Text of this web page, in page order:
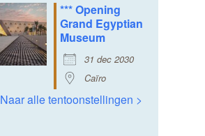
*** Opening
Grand Egyptian
Museum
31 dec 2030
Caïro
Naar alle tentoonstellingen >